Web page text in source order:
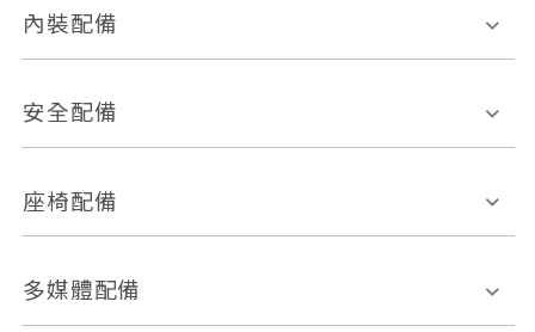
電動天窗
後視鏡方向指示燈
內裝配備
多功能方向盤
恆溫空調
安全配備
前座正面氣囊
ABS防鎖死
座椅配備
皮椅
多媒體配備